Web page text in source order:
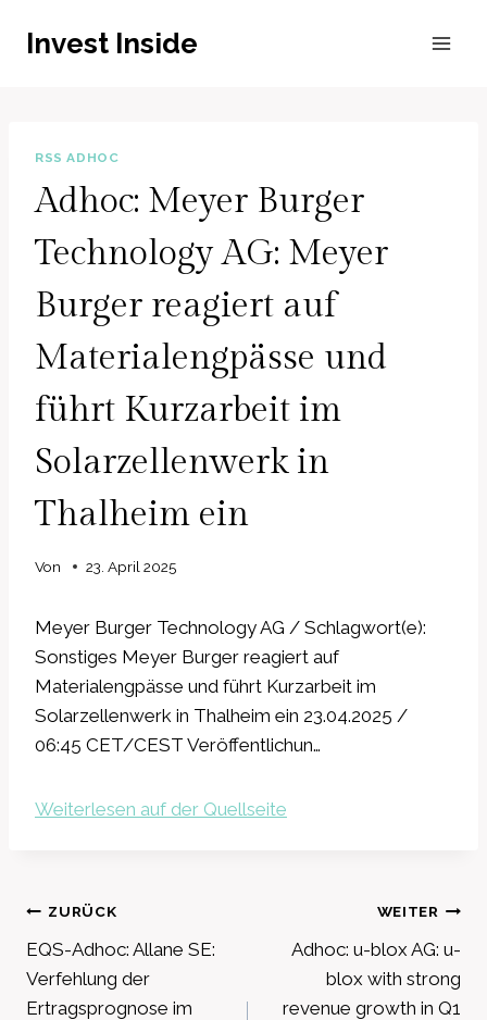
InhaltInvest Inside
RSS ADHOC
Adhoc: Meyer Burger
Technology AG: Meyer
Burger reagiert auf
Materialengpässe und
führt Kurzarbeit im
Solarzellenwerk in
Thalheim ein
Von 23. April 2025
Meyer Burger Technology AG / Schlagwort(e):
Sonstiges Meyer Burger reagiert auf
Materialengpässe und führt Kurzarbeit im
Solarzellenwerk in Thalheim ein 23.04.2025 /
06:45 CET/CEST Veröffentlichun…
Weiterlesen auf der Quellseite
Beitragsnavigation
ZURÜCK
EQS-Adhoc: Allane SE:
Verfehlung der
Ertragsprognose im
WEITER
Adhoc: u-blox AG: u-
blox with strong
revenue growth in Q1